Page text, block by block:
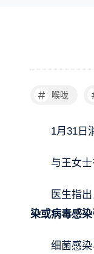
# 喉咙
1月31日
与王女
医生指
染或病毒感染
细菌感染